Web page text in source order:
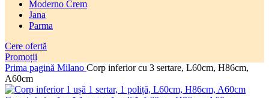
Moderno Crem
Jana
Parma
Cere ofertă
Promoții
Prima pagină Milano Corp inferior cu 3 sertare, L60cm, H86cm,
A60cm